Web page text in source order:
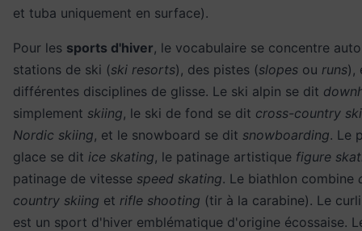
et tuba uniquement en surface).
Pour les sports d'hiver, le vocabulaire se concentre
stations de ski (ski resorts), des pistes (slopes ou runs),
différentes disciplines de glisse. Le ski alpin se dit
simplement skiing, le ski de fond se dit cross-country
Nordic skiing, et le snowboard se dit snowboarding. Le
glace se dit ice skating, le patinage artistique figure
patinage de vitesse speed skating. Le biathlon combine
country skiing et rifle shooting (tir à la carabine). Le
est un sport d'hiver emblématique d'origine écossaise.